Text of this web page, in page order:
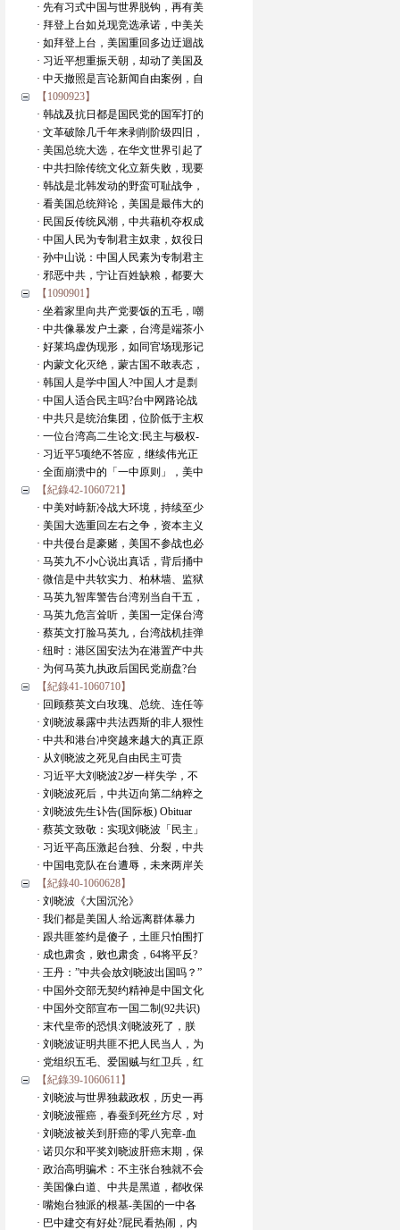
· 先有习式中国与世界脱钩，再有美
· 拜登上台如兑现竞选承诺，中美关
· 如拜登上台，美国重回多边迂迴战
· 习近平想重振天朝，却动了美国及
· 中天撤照是言论新闻自由案例，自
【1090923】
· 韩战及抗日都是国民党的国军打的
· 文革破除几千年来剥削阶级四旧，
· 美国总统大选，在华文世界引起了
· 中共扫除传统文化立新失败，现要
· 韩战是北韩发动的野蛮可耻战争，
· 看美国总统辩论，美国是最伟大的
· 民国反传统风潮，中共藉机夺权成
· 中国人民为专制君主奴隶，奴役日
· 孙中山说：中国人民素为专制君主
· 邪恶中共，宁让百姓缺粮，都要大
【1090901】
· 坐着家里向共产党要饭的五毛，嘲
· 中共像暴发户土豪，台湾是端茶小
· 好莱坞虚伪现形，如同官场现形记
· 内蒙文化灭绝，蒙古国不敢表态，
· 韩国人是学中国人?中国人才是剽
· 中国人适合民主吗?台中网路论战
· 中共只是统治集团，位阶低于主权
· 一位台湾高二生论文:民主与极权-
· 习近平5项绝不答应，继续伟光正
· 全面崩溃中的「一中原则」，美中
【紀錄42-1060721】
· 中美对峙新冷战大环境，持续至少
· 美国大选重回左右之争，资本主义
· 中共侵台是豪赌，美国不参战也必
· 马英九不小心说出真话，背后捅中
· 微信是中共软实力、柏林墙、监狱
· 马英九智库警告台湾别当自干五，
· 马英九危言耸听，美国一定保台湾
· 蔡英文打脸马英九，台湾战机挂弹
· 纽时：港区国安法为在港置产中共
· 为何马英九执政后国民党崩盘?台
【紀錄41-1060710】
· 回顾蔡英文白玫瑰、总统、连任等
· 刘晓波暴露中共法西斯的非人狠性
· 中共和港台冲突越来越大的真正原
· 从刘晓波之死见自由民主可贵
· 习近平大刘晓波2岁一样失学，不
· 刘晓波死后，中共迈向第二纳粹之
· 刘晓波先生讣告(国际板) Obituar
· 蔡英文致敬：实现刘晓波「民主」
· 习近平高压激起台独、分裂，中共
· 中国电竞队在台遭辱，未来两岸关
【紀錄40-1060628】
· 刘晓波《大国沉沦》
· 我们都是美国人:给远离群体暴力
· 跟共匪签约是傻子，土匪只怕围打
· 成也肃贪，败也肃贪，64将平反?
· 王丹：”中共会放刘晓波出国吗？”
· 中国外交部无契约精神是中国文化
· 中国外交部宣布一国二制(92共识)
· 末代皇帝的恐惧:刘晓波死了，朕
· 刘晓波证明共匪不把人民当人，为
· 党组织五毛、爱国贼与红卫兵，红
【紀錄39-1060611】
· 刘晓波与世界独裁政权，历史一再
· 刘晓波罹癌，春蚕到死丝方尽，对
· 刘晓波被关到肝癌的零八宪章-血
· 诺贝尔和平奖刘晓波肝癌末期，保
· 政治高明骗术：不主张台独就不会
· 美国像白道、中共是黑道，都收保
· 嘴炮台独派的根基-美国的一中各
· 巴中建交有好处?屁民看热闹，内